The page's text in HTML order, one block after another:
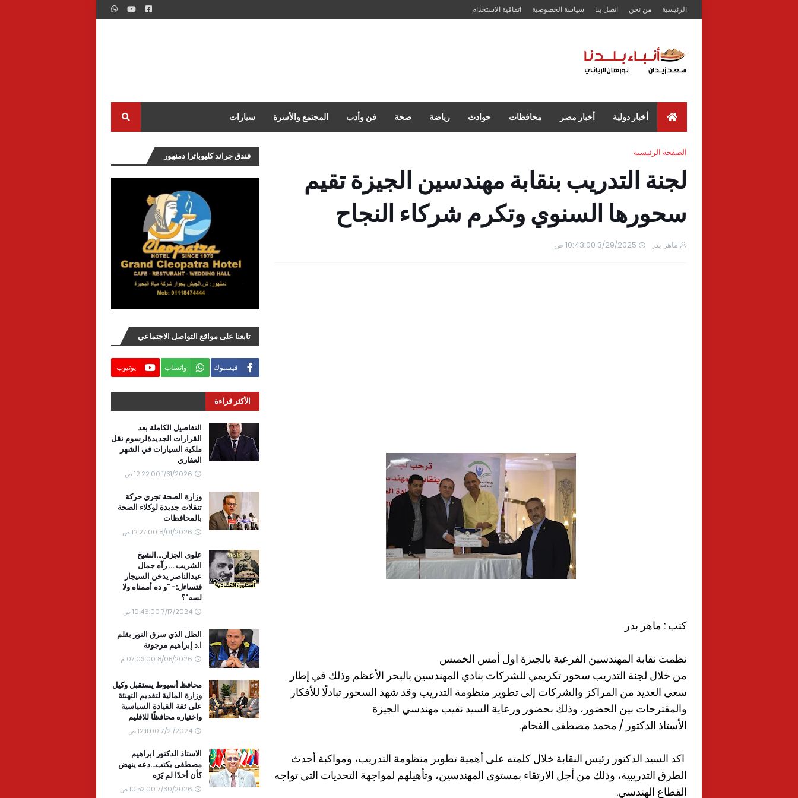
الرئيسية من نحن اتصل بنا سياسة الخصوصية اتفاقية الاستخدام
أخبار دولية أخبار مصر محافظات حوادث رياضة صحة فن وأدب المجتمع والأسرة سيارات
الصفحة الرئيسية
لجنة التدريب بنقابة مهندسين الجيزة تقيم
سحورها السنوي وتكرم شركاء النجاح
ماهر بدر 3/29/2025 10:43:00 ص
كتب : ماهر بدر
نظمت نقابة المهندسين الفرعية بالجيزة اول أمس الخميس
من خلال لجنة التدريب سحور تكريمي للشركات بنادي المهندسين بالبحر الأعظم وذلك في إطار
سعي العديد من المراكز والشركات إلى تطوير منظومة التدريب وقد شهد السحور تبادلًا للأفكار
والمقترحات بين الحضور، وذلك بحضور ورعاية السيد نقيب مهندسي الجيزة
الأستاذ الدكتور / محمد مصطفى الفحام.
اكد السيد الدكتور رئيس النقابة خلال كلمته على أهمية تطوير منظومة التدريب، ومواكبة أحدث
الطرق التدريبية، وذلك من أجل الارتقاء بمستوى المهندسين، وتأهيلهم لمواجهة التحديات التي تواجه
القطاع الهندسي.
فندق جراند كليوباترا دمنهور
تابعنا على مواقع التواصل الاجتماعي
فيسبوك واتساب يوتيوب
الأكثر قراءة
التفاصيل الكاملة بعد
القرارات الجديدةلرسوم نقل
ملكية السيارات في الشهر
العقاري
1/31/2026 12:22:00 ص
وزارة الصحة تجري حركة
تنقلات جديدة لوكلاء الصحة
بالمحافظات
8/01/2026 12:27:00 ص
علوى الجزار....الشيخ
الشريب ... رآه جمال
عبدالناصر يدخن السيجار
فتساءل:- "و ده أممناه ولا
لسه"؟
7/17/2024 10:46:00 ص
الظل الذي سرق النور بقلم
ا.د إبراهيم مرجونة
8/05/2026 07:03:00 م
محافظ أسيوط يستقبل وكيل
وزارة المالية لتقديم التهنئة
على ثقة القيادة السياسية
واختياره محافظًا للاقليم
7/21/2024 12:11:00 ص
الاستاذ الدكتور ابراهيم
مصطفى يكتب...دعه ينهض
كأن أحدًا لم يَرَه
7/30/2026 10:52:00 ص